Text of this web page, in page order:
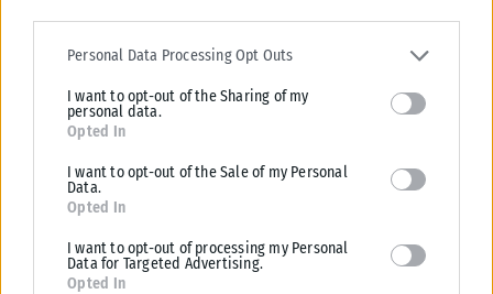
Please note that this website/app uses one or more Google
services and may gather and store information including but not
deny consent to Google and its third-party tags to use your data
for below specified purposes in below Google consent section.
Personal Data Processing Opt Outs
I want to opt-out of the Sharing of my
personal data.
Opted In
I want to opt-out of the Sale of my Personal
Data.
Opted In
I want to opt-out of processing my Personal
Data for Targeted Advertising.
Opted In